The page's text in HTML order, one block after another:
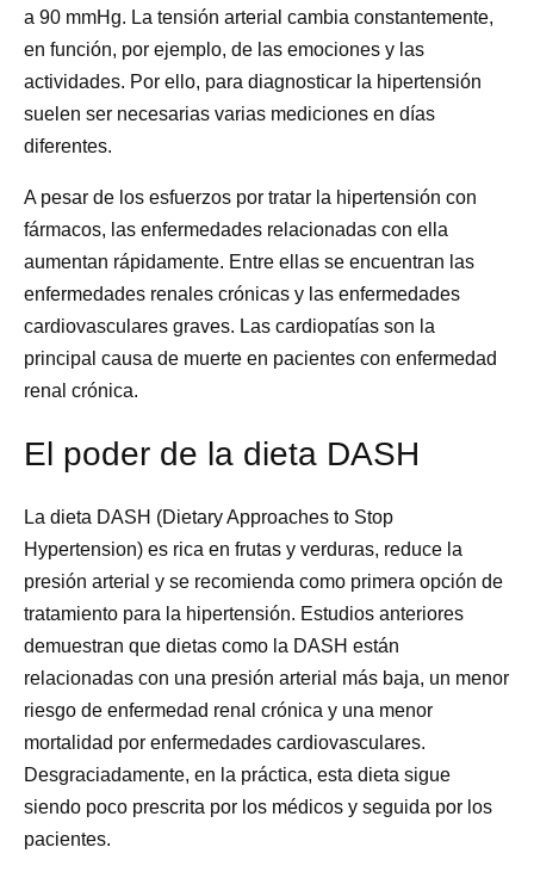
a 90 mmHg. La tensión arterial cambia constantemente,
en función, por ejemplo, de las emociones y las
actividades. Por ello, para diagnosticar la hipertensión
suelen ser necesarias varias mediciones en días
diferentes.
A pesar de los esfuerzos por tratar la hipertensión con
fármacos, las enfermedades relacionadas con ella
aumentan rápidamente. Entre ellas se encuentran las
enfermedades renales crónicas y las enfermedades
cardiovasculares graves. Las cardiopatías son la
principal causa de muerte en pacientes con enfermedad
renal crónica.
El poder de la dieta DASH
La dieta DASH (Dietary Approaches to Stop
Hypertension) es rica en frutas y verduras, reduce la
presión arterial y se recomienda como primera opción de
tratamiento para la hipertensión. Estudios anteriores
demuestran que dietas como la DASH están
relacionadas con una presión arterial más baja, un menor
riesgo de enfermedad renal crónica y una menor
mortalidad por enfermedades cardiovasculares.
Desgraciadamente, en la práctica, esta dieta sigue
siendo poco prescrita por los médicos y seguida por los
pacientes.